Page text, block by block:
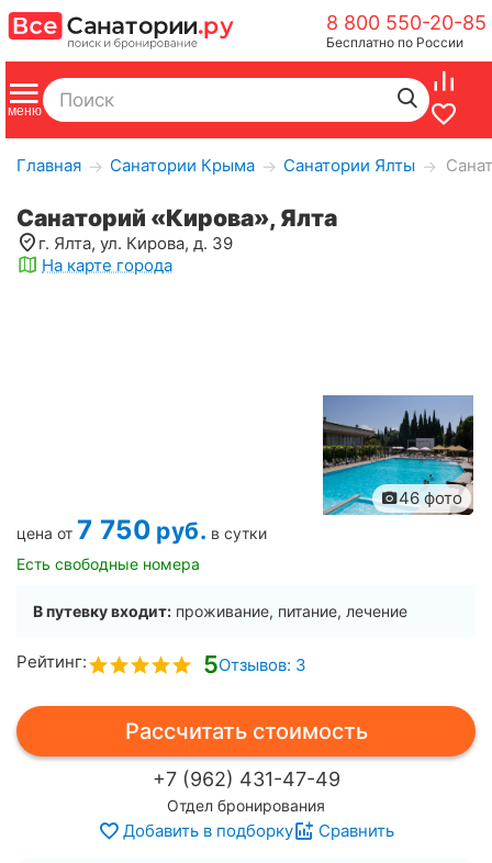
8 800 550-20-85
Бесплатно по России
Главная → Санатории Крыма → Санатории Ялты →
Санаторий «Кирова», Ялта
г. Ялта, ул. Кирова, д. 39
На карте города
46 фото
цена от 7 750 руб. в сутки
Есть свободные номера
В путевку входит: проживание, питание, лечение
Рейтинг: 5Отзывов: 3
Рассчитать стоимость
+7 (962) 431-47-49
Отдел бронирования
Добавить в подборку Сравнить